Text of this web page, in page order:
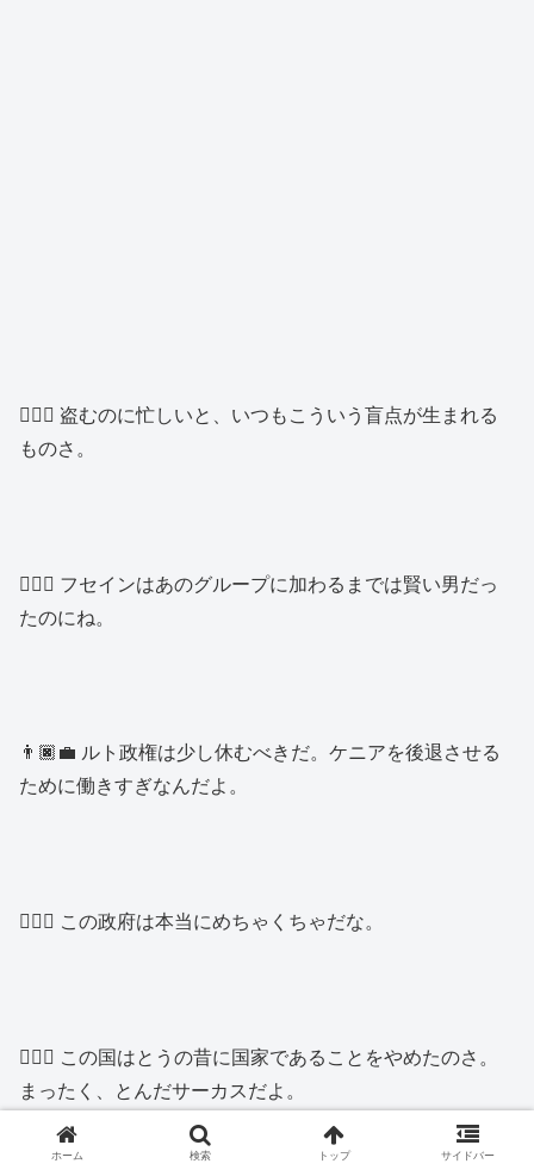
👱🏿‍♂️ 盗むのに忙しいと、いつもこういう盲点が生まれる
ものさ。
👱🏿‍♂️ フセインはあのグループに加わるまでは賢い男だっ
たのにね。
👨🏿‍💼 ルト政権は少し休むべきだ。ケニアを後退させる
ために働きすぎなんだよ。
👱🏿‍♂️ この政府は本当にめちゃくちゃだな。
👱🏿‍♂️ この国はとうの昔に国家であることをやめたのさ。
まったく、とんだサーカスだよ。
ホーム 検索 トップ サイドバー